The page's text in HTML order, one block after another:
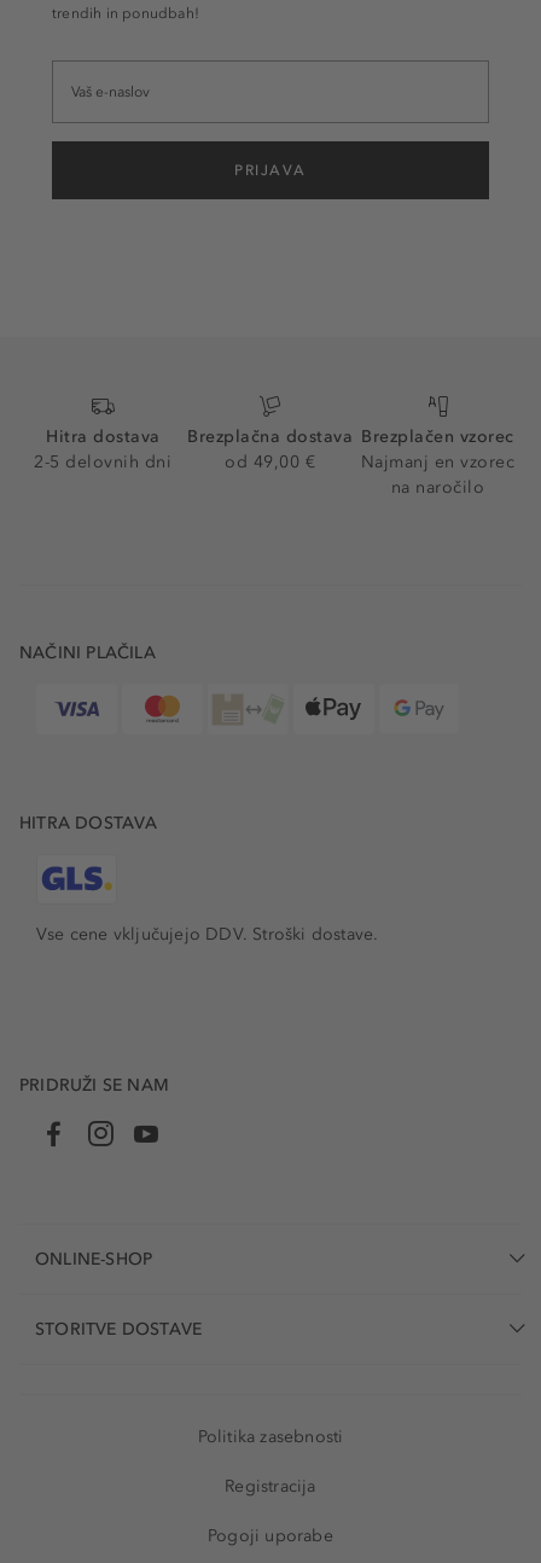
trendih in ponudbah!
PRIJAVA
Hitra dostava
2-5 delovnih dni
Brezplačna dostava
od 49,00 €
Brezplačen vzorec
Najmanj en vzorec
na naročilo
NAČINI PLAČILA
HITRA DOSTAVA
Vse cene vključujejo DDV. Stroški dostave.
PRIDRUŽI SE NAM
ONLINE-SHOP
STORITVE DOSTAVE
Politika zasebnosti
Registracija
Pogoji uporabe